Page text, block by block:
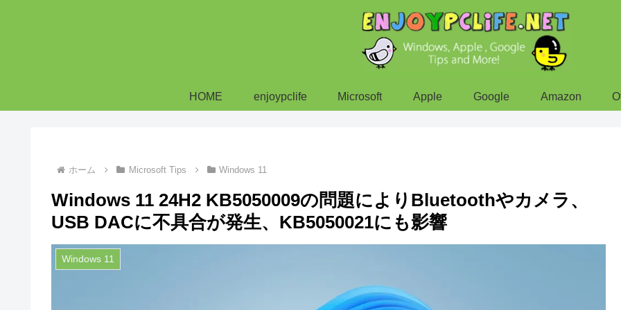
HOME enjoypclife Microsoft Apple Google Amazon
ホーム Microsoft Tips Windows 11
Windows 11 24H2 KB5050009の問題によりBluetoothやカメラ、
USB DACに不具合が発生、KB5050021にも影響
Windows 11